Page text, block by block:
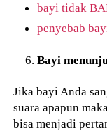
bayi tidak
penyebab
Bayi
Jika bayi Anda
suara apapun
bisa menjadi